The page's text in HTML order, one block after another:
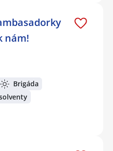
nám!
Brigáda